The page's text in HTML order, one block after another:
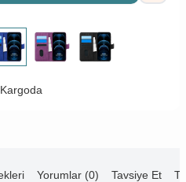
Yorumlar (0) Tavsiye Et